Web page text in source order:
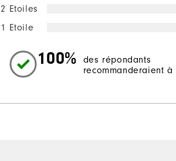
2 Etoiles
1 Etoile
100%
des répondants
recommanderaient à